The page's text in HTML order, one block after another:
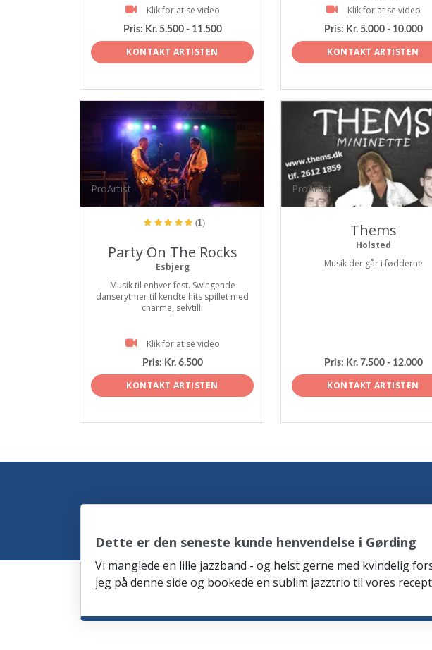
Klik for at se video
Pris: Kr. 5.500 - 11.500
KONTAKT ARTISTEN
Klik for at se video
Pris: Kr. 5.000 - 10.000
KONTAKT ARTISTEN
ProArtist
(1)
Party On The Rocks
Esbjerg
Musik til enhver fest. Swingende
danserytmer til kendte hits spillet med
charme, selvtilli
Klik for at se video
Pris: Kr. 6.500
KONTAKT ARTISTEN
ProArtist
Thems
Holsted
Musik der går i fødderne
Pris: Kr. 7.500 - 12.000
KONTAKT ARTISTEN
Dette er den seneste kunde henvendelse i Gørding
Vi manglede en lille jazzband - og helst gerne med kvindelig
jeg på denne side og bookede en sublim jazztrio til vores